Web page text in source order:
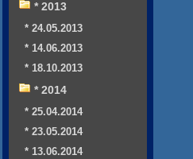
* 2013
* 24.05.2013
* 14.06.2013
* 18.10.2013
* 2014
* 25.04.2014
* 23.05.2014
* 13.06.2014